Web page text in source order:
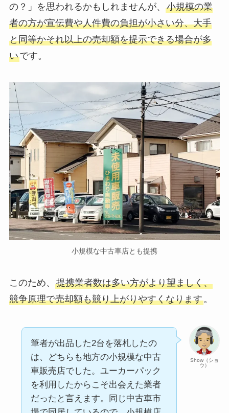
の？」を思われるかもしれませんが、 小規模の業
者の方が宣伝費や人件費の負担が小さい分、大手
と同等かそれ以上の売却額を提示できる場合が多
いです。
小規模な中古車店とも提携
このため、 提携業者数は多い方がより望ましく、
競争原理で売却額も競り上がりやすくなります。
Show（ショ
ウ）
筆者が出品した2台を落札したの
は、どちらも地方の小規模な中古
車販売店でした。ユーカーパック
を利用したからこそ出会えた業者
だったと言えます。同じ中古車市